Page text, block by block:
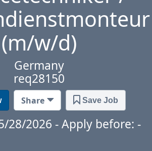
(m/w/d)
Germany
req28150
Share Save Job
28/2026 - Apply before: -